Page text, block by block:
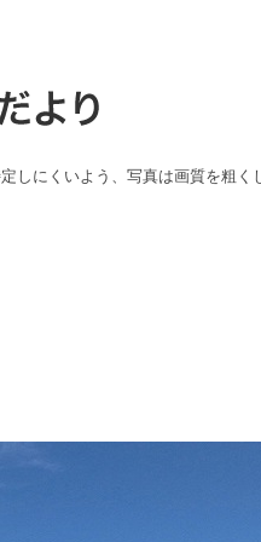
しにくいよう、写真は画質を粗く